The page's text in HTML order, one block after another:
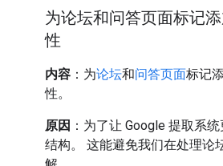
为论坛和问答页面标记
性
内容 ：为论坛和问答页面标记
性。
原因 ：为了让 Google 提取系
结构。 这能避免我们在处理论